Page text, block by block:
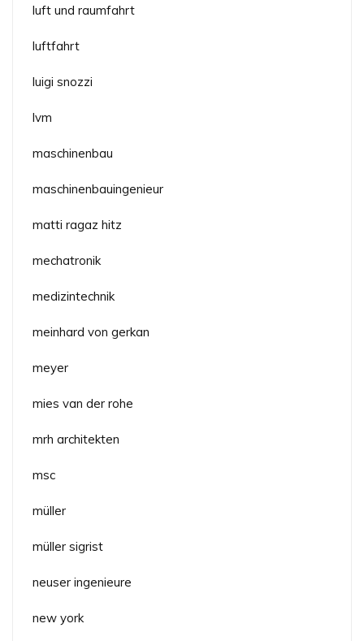
luft und raumfahrt
luftfahrt
luigi snozzi
lvm
maschinenbau
maschinenbauingenieur
matti ragaz hitz
mechatronik
medizintechnik
meinhard von gerkan
meyer
mies van der rohe
mrh architekten
msc
müller
müller sigrist
neuser ingenieure
new york